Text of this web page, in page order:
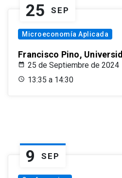
25 SEP
Microeconomía Aplicada
Francisco Pino,
25 de Septiembre de 2024
13:35 a 14:30
9 SEP